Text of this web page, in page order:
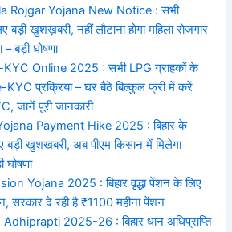
Rojgar Yojana New Notice : सभी
बड़ी खुशख़बरी, नहीं लौटाना होगा महिला रोजगार
– बड़ी घोषणा
Online 2025 : सभी LPG ग्राहकों के
KYC प्रक्रिया – घर बैठे बिल्कुल फ्री में करें
जानें पूरी जानकारी
Payment Hike 2025 : बिहार के
बड़ी खुशखबरी, अब पीएम किसान में मिलेगा
घोषणा
Yojana 2025 : बिहार वृद्धा पेंशन के लिए
दे रही है ₹1100 महीना पेंशन
2025-26 : बिहार धान अधिप्राप्ति